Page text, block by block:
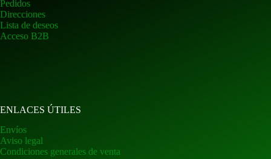
Pedidos
Direcciones
Lista de deseos
Acceso B2B
ENLACES ÚTILES
Envíos
Aviso legal
Condiciones generales de venta